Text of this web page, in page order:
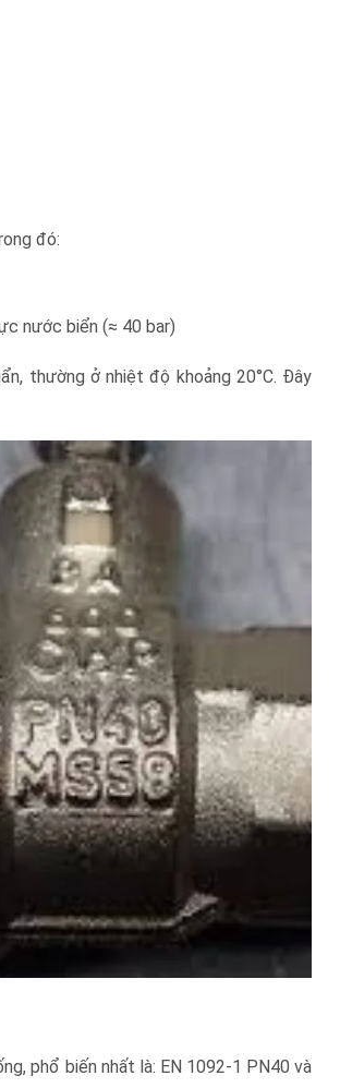
đó:
nước biển (≈ 40 bar)
thường ở nhiệt độ khoảng 20°C. Đây
phổ biến nhất là: EN 1092-1 PN40 và